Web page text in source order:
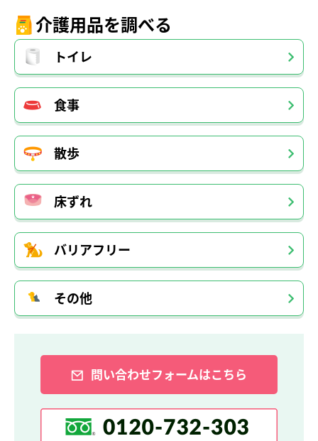
介護用品を調べる
トイレ
食事
散歩
床ずれ
バリアフリー
その他
問い合わせフォームはこちら